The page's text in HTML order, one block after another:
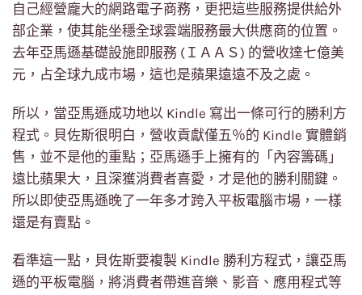
自己經營龐大的網路電子商務，更把這些服務提供給外
部企業，使其能坐穩全球雲端服務最大供應商的位置。
去年亞馬遜基礎設施即服務 (ＩＡＡＳ) 的營收達七億美
元，占全球九成市場，這也是蘋果遠遠不及之處。
所以，當亞馬遜成功地以 Kindle 寫出一條可行的勝利方
程式。貝佐斯很明白，營收貢獻僅五％的 Kindle 實體銷
售，並不是他的重點；亞馬遜手上擁有的「內容籌碼」
遠比蘋果大，且深獲消費者喜愛，才是他的勝利關鍵。
所以即使亞馬遜晚了一年多才跨入平板電腦市場，一樣
還是有賣點。
看準這一點，貝佐斯要複製 Kindle 勝利方程式，讓亞馬
遜的平板電腦，將消費者帶進音樂、影音、應用程式等